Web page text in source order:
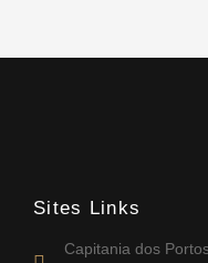
Sites Links
Capitania dos